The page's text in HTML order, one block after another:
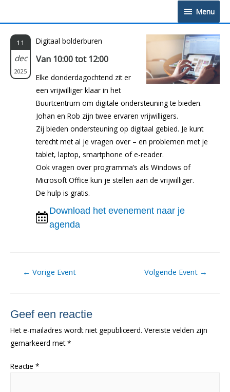
Menu
Menu
11
dec
2025
Digitaal bolderburen
Van 10:00 tot 12:00
Elke donderdagochtend zit er
een vrijwilliger klaar in het
Buurtcentrum om digitale ondersteuning te bieden.
Johan en Rob zijn twee ervaren vrijwilligers.
Zij bieden ondersteuning op digitaal gebied. Je kunt
terecht met al je vragen over – en problemen met je
tablet, laptop, smartphone of e-reader.
Ook vragen over programma’s als Windows of
Microsoft Office kun je stellen aan de vrijwilliger.
De hulp is gratis.
Download het evenement naar je
agenda
Berichtnavigatie
← Vorige Event Volgende Event →
Geef een reactie
Het e-mailadres wordt niet gepubliceerd. Vereiste velden zijn
gemarkeerd met*
Reactie *